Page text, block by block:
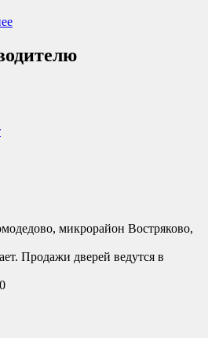
микрорайон Востряково,
Продажи дверей ведутся в